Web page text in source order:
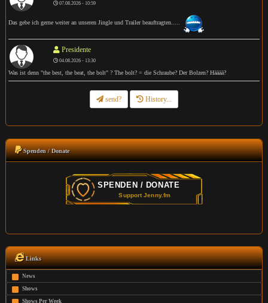
07.08.2026 - 10:59
Das gebe ich gerne weiter an unseren Jingle und Trailer beauftragten.....
Presidente
04.08.2026 - 13:30
Was ist denn "the best, the beat, the bolt" ? The bolt? = die Schraube? Der Bolzen? Hääää?
send? History...
Spenden / Donate
Links
News
Shows
Shows Per Week